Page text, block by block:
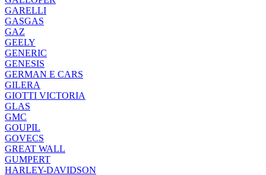
GARELLI
GASGAS
GAZ
GEELY
GENERIC
GENESIS
GERMAN E CARS
GILERA
GIOTTI VICTORIA
GLAS
GMC
GOUPIL
GOVECS
GREAT WALL
GUMPERT
HARLEY-DAVIDSON